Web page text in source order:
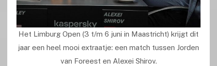
Het Limburg Open (3 t/m 6 juni in Maastricht) krijgt dit
jaar een heel mooi extraatje: een match tussen Jorden
van Foreest en Alexei Shirov.